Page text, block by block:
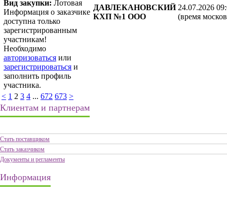
< 1 2 3 4 ... 672 673 >
Вид закупки: Лотовая
Информация о заказчике
доступна только
зарегистрированным
участникам!
Необходимо
авторизоваться или
зарегистрироваться и
заполнить профиль
участника.
ДАВЛЕКАНОВСКИЙ
КХП №1 ООО
24.07.2026
(время
Клиентам и партнерам
Стать поставщиком
Стать заказчиком
Документы и регламенты
Информация